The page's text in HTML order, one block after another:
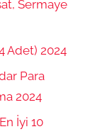
Sermaye
Adet) 2024
Para
2024
İyi 10